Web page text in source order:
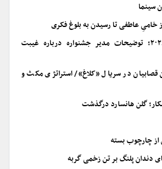
سینما
خامیِ عاطفی تا رسیدن به بلوغ فکری
فستیوال فیلم ونیز ۲۰۲۶؛ توضیحات مدیر جشنواره درباره غیبت
در سریال «کلاغ»/ استراتژی مکث و
گلن هانسارد درگذشت
از چارچوب بسته
دندان پلنگ بر تن زخمی گربه